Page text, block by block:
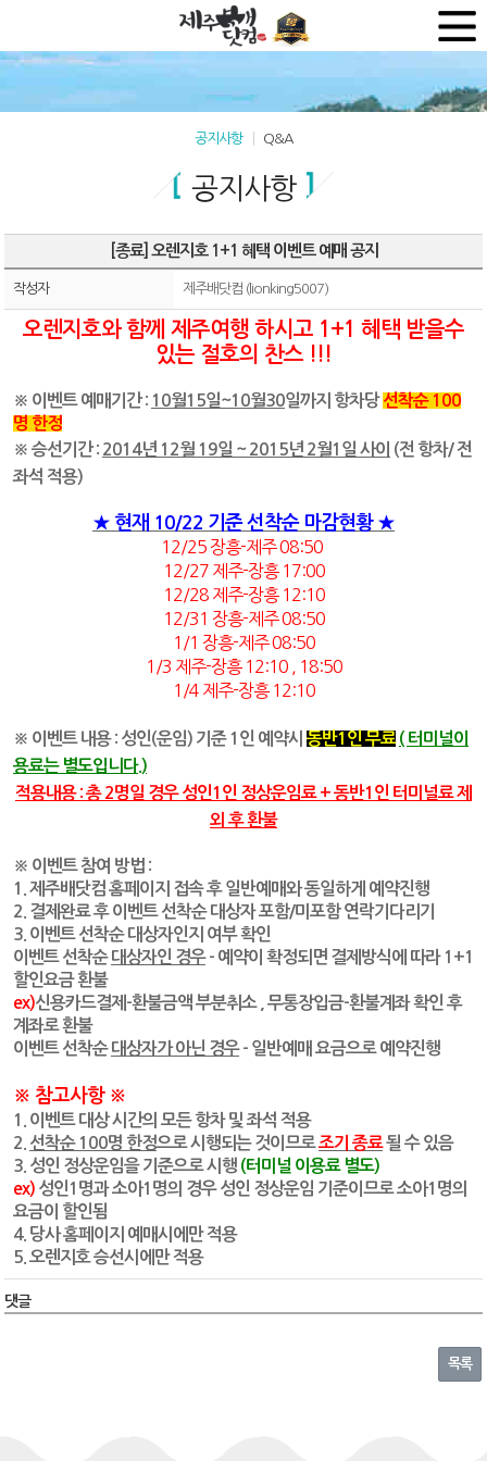
공지사항 Q&A
공지사항
[종료] 오렌지호 1+1 혜택 이벤트 예매 공지
작성자 제주배닷컴 (lionking5007)
오렌지호와 함께 제주여행 하시고 1+1 혜택 받을수
있는 절호의 찬스 !!!
※ 이벤트 예매기간 : 10월15일~10월30일까지 항차당 선착순 100
명 한정
※ 승선기간 : 2014년 12월 19일 ~ 2015년 2월1일 사이 (전 항차/ 전
좌석 적용)
★ 현재 10/22 기준 선착순 마감현황 ★
12/25장흥-제주08:50
12/27 제주-장흥 17:00
12/28 제주-장흥 12:10
12/31 장흥-제주 08:50
1/1 장흥-제주 08:50
1/3 제주-장흥 12:10 , 18:50
1/4 제주-장흥 12:10
※ 이벤트 내용 : 성인(운임) 기준 1인 예약시 동반1인 무료 ( 터미널이
용료는 별도입니다.)
적용내용 : 총 2명일 경우 성인1인 정상운임료 + 동반1인 터미널료 제
외 후 환불
※ 이벤트 참여 방법 :
1. 제주배닷컴 홈페이지 접속 후 일반예매와 동일하게 예약진행
2. 결제완료 후 이벤트 선착순 대상자 포함/미포함 연락기다리기
3. 이벤트 선착순 대상자인지 여부 확인
이벤트 선착순 대상자인 경우- 예약이 확정되면 결제방식에 따라 1+1
할인요금 환불
ex)신용카드결제-환불금액 부분취소 , 무통장입금-환불계좌 확인 후
계좌로 환불
이벤트 선착순 대상자가 아닌 경우- 일반예매 요금으로 예약진행
※ 참고사항 ※
1. 이벤트 대상 시간의 모든 항차 및 좌석 적용
2. 선착순 100명 한정으로 시행되는 것이므로조기 종료될 수 있음
3. 성인 정상운임을 기준으로 시행 (터미널 이용료 별도)
ex) 성인1명과 소아1명의 경우 성인 정상운임 기준이므로 소아1명의
요금이 할인됨
4. 당사 홈페이지 예매시에만 적용
5. 오렌지호 승선시에만 적용
댓글
목록